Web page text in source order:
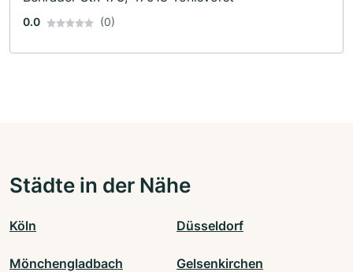
0.0 (0)
Städte in der Nähe
Köln Düsseldorf
Mönchengladbach Gelsenkirchen